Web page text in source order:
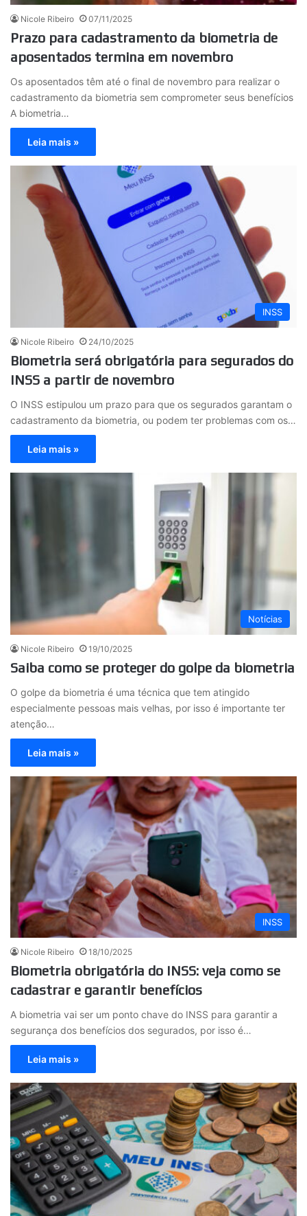
Nicole Ribeiro 07/11/2025
Prazo para cadastramento da biometria de
aposentados termina em novembro
Os aposentados têm até o final de novembro para realizar o
cadastramento da biometria sem comprometer seus benefícios
A biometria…
Leia mais »
INSS
Nicole Ribeiro 24/10/2025
Biometria será obrigatória para segurados do
INSS a partir de novembro
O INSS estipulou um prazo para que os segurados garantam o
cadastramento da biometria, ou podem ter problemas com os…
Leia mais »
Notícias
Nicole Ribeiro 19/10/2025
Saiba como se proteger do golpe da biometria
O golpe da biometria é uma técnica que tem atingido
especialmente pessoas mais velhas, por isso é importante ter
atenção…
Leia mais »
INSS
Nicole Ribeiro 18/10/2025
Biometria obrigatória do INSS: veja como se
cadastrar e garantir benefícios
A biometria vai ser um ponto chave do INSS para garantir a
segurança dos benefícios dos segurados, por isso é…
Leia mais »